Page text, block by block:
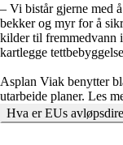
– Vi bistår gjerne med
bekker og myr for å
kilder til fremmedvann
kartlegge
Asplan Viak benytter
utarbeide planer. Les
Hva er EUs